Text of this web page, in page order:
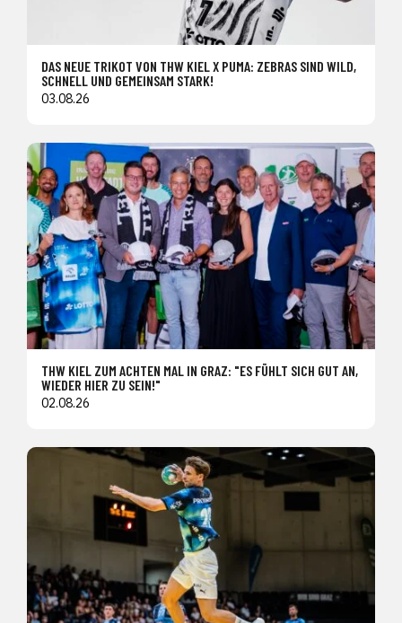
DAS NEUE TRIKOT VON THW KIEL X PUMA: ZEBRAS SIND WILD,
SCHNELL UND GEMEINSAM STARK!
03.08.26
THW KIEL ZUM ACHTEN MAL IN GRAZ: "ES FÜHLT SICH GUT AN,
WIEDER HIER ZU SEIN!"
02.08.26